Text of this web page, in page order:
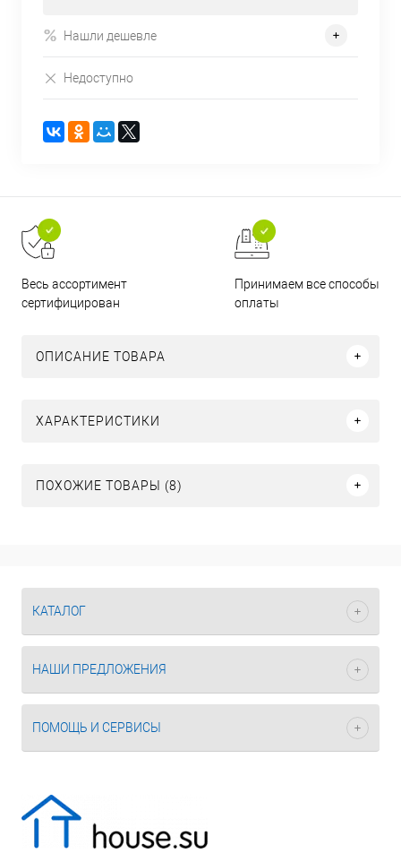
Нашли дешевле
Недоступно
Весь ассортимент
сертифицирован
Принимаем все способы
оплаты
ОПИСАНИЕ ТОВАРА
ХАРАКТЕРИСТИКИ
ПОХОЖИЕ ТОВАРЫ (8)
КАТАЛОГ
НАШИ ПРЕДЛОЖЕНИЯ
ПОМОЩЬ И СЕРВИСЫ